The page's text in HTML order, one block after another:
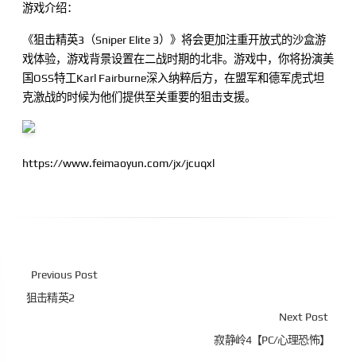
游戏介绍：
《狙击精英3（Sniper Elite 3）》将会更加注重开放式的沙盒游
戏体验，游戏背景设置在二战时期的北非。游戏中，你将扮演美
国OSS特工Karl Fairburne深入纳粹后方，在盟军和德军虎式坦
克激战的时候为他们提供至关重要的狙击支援。
https://www.feimaoyun.com/jx/jcuqxl
Previous Post
狙击精英2
Next Post
寂静岭4【PC/心理恐怖】